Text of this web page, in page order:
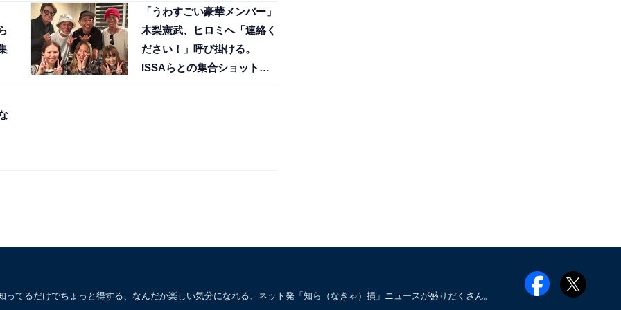
「うわすごい豪華メンバー」
木梨憲武、ヒロミへ「連絡く
ださい！」呼び掛ける。
ISSAらとの集合ショットも
てるだけでちょっと得する、なんだか楽しい気分になれる、ネット発「知ら（なきゃ）損」ニュースが盛りだくさん。